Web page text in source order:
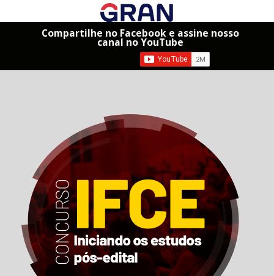
Compartilhe no Facebook e assine nosso
canal no YouTube